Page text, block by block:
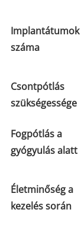
Implantátumok
száma
Csontpótlás
szükségessége
Fogpótlás a
gyógyulás alatt
Életminőség a
kezelés során